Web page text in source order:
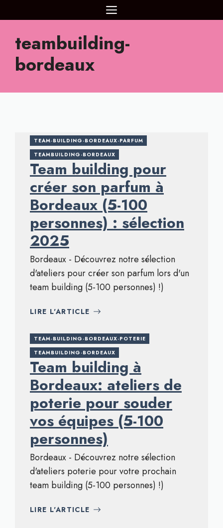
au
MENU
teambuilding-
bordeaux
TEAM-BUILDING-BORDEAUX-PARFUM
TEAMBUILDING-BORDEAUX
Team building pour
créer son parfum à
Bordeaux (5-100
personnes) : sélection
2025
Bordeaux - Découvrez notre sélection
d'ateliers pour créer son parfum lors d'un
team building (5-100 personnes) !)
LIRE L'ARTICLE
TEAM-BUILDING-BORDEAUX-POTERIE
TEAMBUILDING-BORDEAUX
Team building à
Bordeaux: ateliers de
poterie pour souder
vos équipes (5-100
personnes)
Bordeaux - Découvrez notre sélection
d'ateliers poterie pour votre prochain
team building (5-100 personnes) !)
LIRE L'ARTICLE